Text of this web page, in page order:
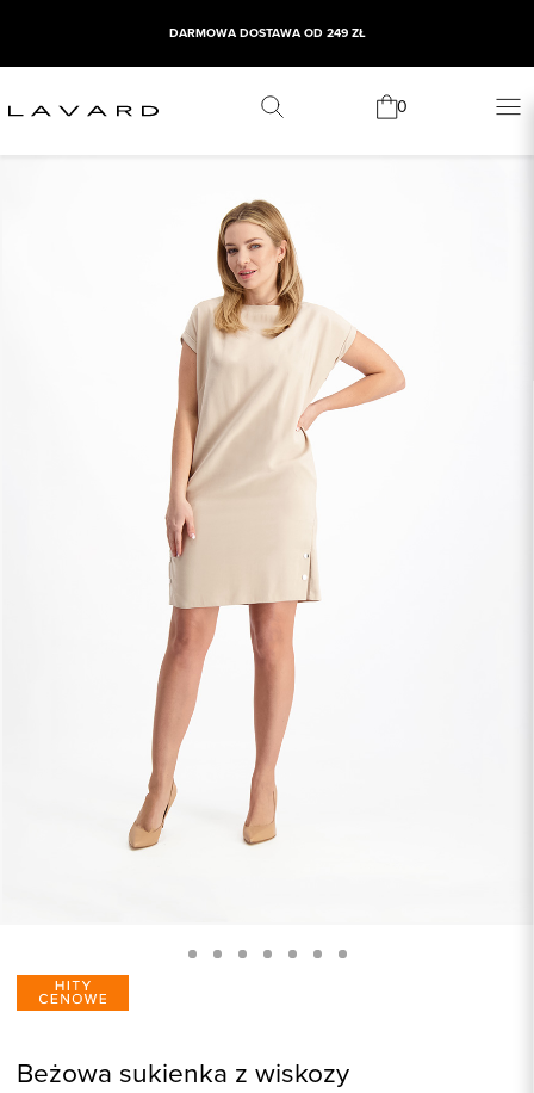
DARMOWA DOSTAWA OD 249 ZŁ
0
Beżowa sukienka z wiskozy